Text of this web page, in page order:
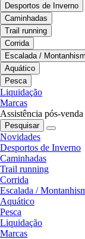
Desportos de Inverno
Caminhadas
Trail running
Corrida
Escalada /
Aquático
Pesca
Liquidação
Marcas
Assistência pós-
Pesquisar
Novidades
Desportos de Inverno
Caminhadas
Trail running
Corrida
Escalada /
Aquático
Pesca
Liquidação
Marcas